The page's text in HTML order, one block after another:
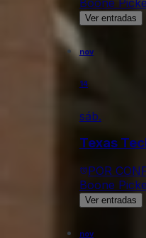
Ver entradas
nov
14
sáb.
Texas
POR
Boone
Ver entradas
nov